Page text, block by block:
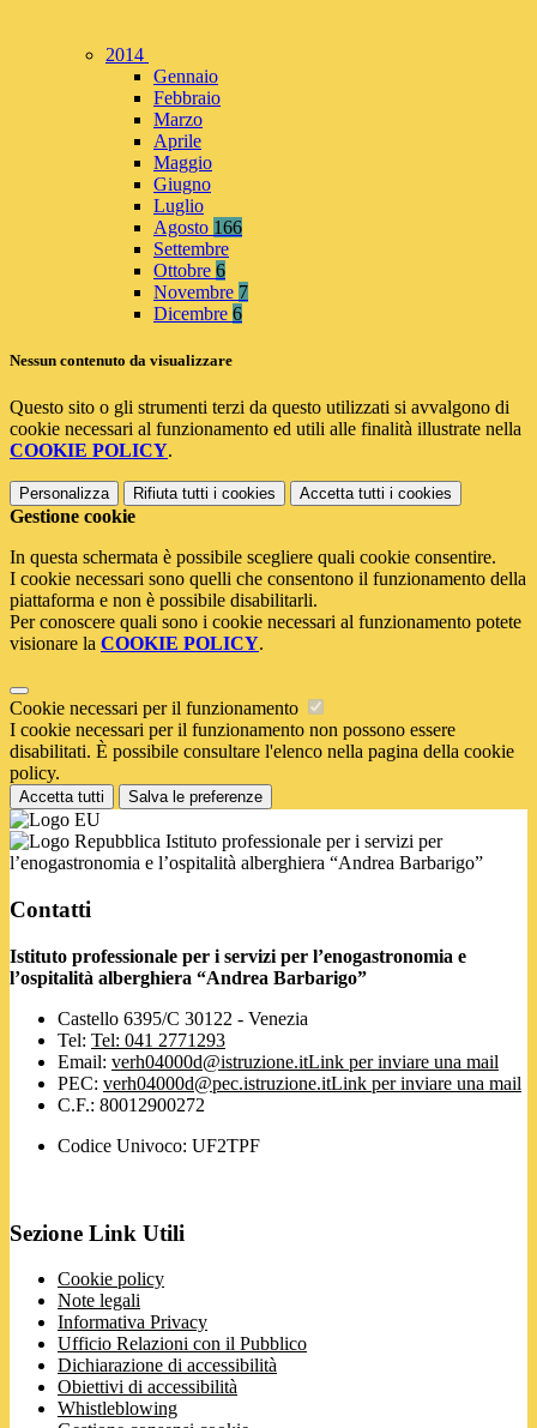
2014
Gennaio
Febbraio
Marzo
Aprile
Maggio
Giugno
Luglio
Agosto 166
Settembre
Ottobre 6
Novembre 7
Dicembre 6
Nessun contenuto da visualizzare
Questo sito o gli strumenti terzi da questo utilizzati si avvalgono di
cookie necessari al funzionamento ed utili alle finalità illustrate nella
COOKIE POLICY.
Personalizza Rifiuta tutti i cookies Accetta tutti i cookies
Gestione cookie
In questa schermata è possibile scegliere quali cookie consentire.
I cookie necessari sono quelli che consentono il funzionamento della
piattaforma e non è possibile disabilitarli.
Per conoscere quali sono i cookie necessari al funzionamento potete
visionare la COOKIE POLICY.
Cookie necessari per il funzionamento
I cookie necessari per il funzionamento non possono essere
disabilitati. È possibile consultare l'elenco nella pagina della cookie
policy.
Accetta tutti Salva le preferenze
Istituto professionale per i servizi per
l’enogastronomia e l’ospitalità alberghiera “Andrea Barbarigo”
Contatti
Istituto professionale per i servizi per l’enogastronomia e
l’ospitalità alberghiera “Andrea Barbarigo”
Castello 6395/C 30122 - Venezia
Tel: Tel: 041 2771293
Email: verh04000d@istruzione.itLink per inviare una mail
PEC: verh04000d@pec.istruzione.itLink per inviare una mail
C.F.: 80012900272
Codice Univoco: UF2TPF
Sezione Link Utili
Cookie policy
Note legali
Informativa Privacy
Ufficio Relazioni con il Pubblico
Dichiarazione di accessibilità
Obiettivi di accessibilità
Whistleblowing